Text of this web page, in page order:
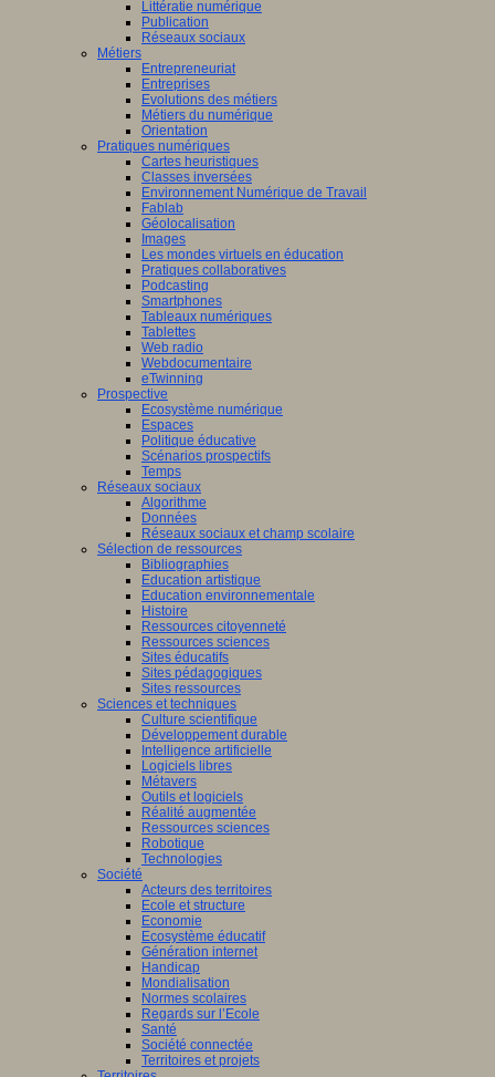
Littératie numérique
Publication
Réseaux sociaux
Métiers
Entrepreneuriat
Entreprises
Evolutions des métiers
Métiers du numérique
Orientation
Pratiques numériques
Cartes heuristiques
Classes inversées
Environnement Numérique de Travail
Fablab
Géolocalisation
Images
Les mondes virtuels en éducation
Pratiques collaboratives
Podcasting
Smartphones
Tableaux numériques
Tablettes
Web radio
Webdocumentaire
eTwinning
Prospective
Ecosystème numérique
Espaces
Politique éducative
Scénarios prospectifs
Temps
Réseaux sociaux
Algorithme
Données
Réseaux sociaux et champ scolaire
Sélection de ressources
Bibliographies
Education artistique
Education environnementale
Histoire
Ressources citoyenneté
Ressources sciences
Sites éducatifs
Sites pédagogiques
Sites ressources
Sciences et techniques
Culture scientifique
Développement durable
Intelligence artificielle
Logiciels libres
Métavers
Outils et logiciels
Réalité augmentée
Ressources sciences
Robotique
Technologies
Société
Acteurs des territoires
Ecole et structure
Economie
Ecosystème éducatif
Génération internet
Handicap
Mondialisation
Normes scolaires
Regards sur l’Ecole
Santé
Société connectée
Territoires et projets